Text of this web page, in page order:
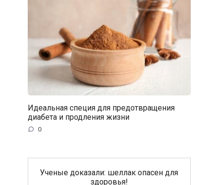
Идеальная специя для предотвращения
диабета и продления жизни
0
Ученые доказали: шеллак опасен для
здоровья!